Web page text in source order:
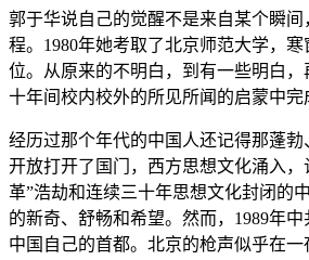
郭于华说自己的觉醒不是来自某个瞬
程。1980年她考取了北京师范大学，
位。从原来的不明白，到有一些明白
十年间校内校外的所见所闻的启蒙中完
经历过那个年代的中国人还记得那蓬
开放打开了国门，西方思想文化涌入，
革”浩劫和连续三十年思想文化封闭的
的新奇、舒畅和希望。然而，1989年
中国自己的首都。北京的枪声似乎在一